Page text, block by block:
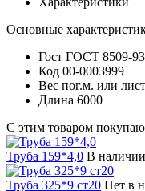
Основные
Гост ГОСТ 8509-93
Код 00-0003999
Вес пог.м. или
Длина 6000
С этим товаром
Труба 159*4,0 В наличии
Труба 325*9 ст20 Нет в